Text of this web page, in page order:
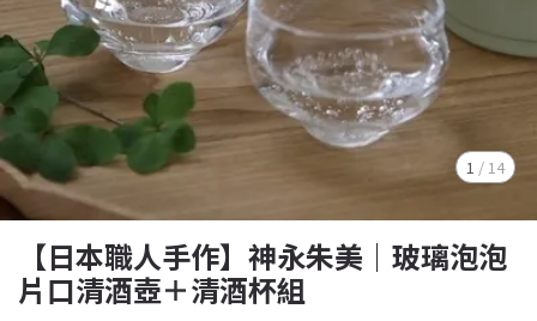
1 / 14
【日本職人手作】神永朱美｜玻璃泡泡
片口清酒壺＋清酒杯組